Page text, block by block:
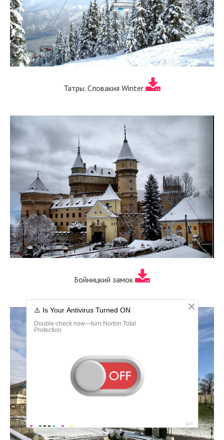
Татры. Словакия Winter
Бойницкий замок